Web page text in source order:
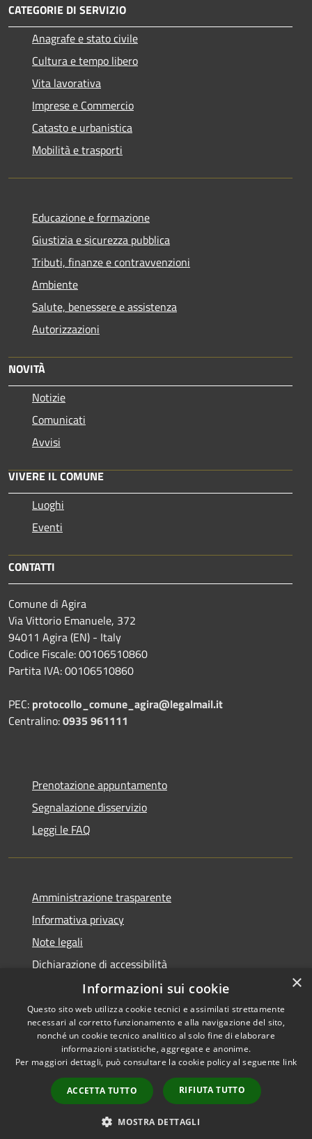
CATEGORIE DI SERVIZIO
Anagrafe e stato civile
Cultura e tempo libero
Vita lavorativa
Imprese e Commercio
Catasto e urbanistica
Mobilità e trasporti
Educazione e formazione
Giustizia e sicurezza pubblica
Tributi, finanze e contravvenzioni
Ambiente
Salute, benessere e assistenza
Autorizzazioni
NOVITÀ
Notizie
Comunicati
Avvisi
VIVERE IL COMUNE
Luoghi
Eventi
CONTATTI
Comune di Agira
Via Vittorio Emanuele, 372
94011 Agira (EN) - Italy
Codice Fiscale: 00106510860
Partita IVA: 00106510860
PEC: protocollo_comune_agira@legalmail.it
Centralino:0935 961111
Prenotazione appuntamento
Segnalazione disservizio
Leggi le FAQ
Amministrazione trasparente
Informativa privacy
Note legali
Dichiarazione di accessibilità
Accessibilità
Privacy
Mappa del sito
Copyright © 2026 • Comune di
Agira • Powered by
Municipium•Accesso
redazione
×
Informazioni sui cookie
Questo sito web utilizza cookie tecnici e assimilati strettamente
necessari al corretto funzionamento e alla navigazione del sito,
nonché un cookie tecnico analitico al solo fine di elaborare
informazioni statistiche, aggregate e anonime.
Per maggiori dettagli, può consultare la cookie policy al seguente link
ACCETTA TUTTO RIFIUTA TUTTO
MOSTRA DETTAGLI